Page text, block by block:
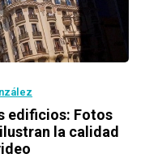
edificios: Fotos
la calidad